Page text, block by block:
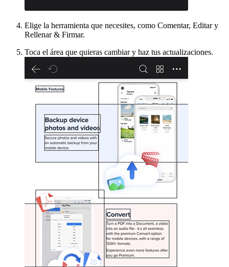
Elige la herramienta que necesites, como Comentar, Editar y
Rellenar & Firmar.
Toca el área que quieras cambiar y haz tus actualizaciones.